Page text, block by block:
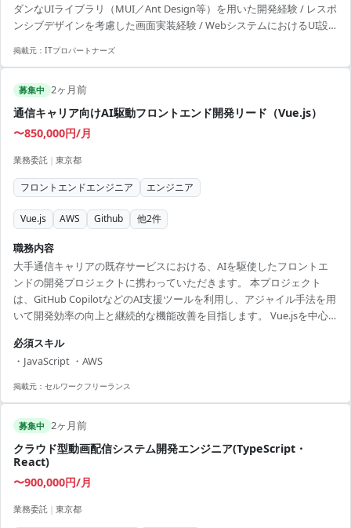
ダンなUIライブラリ（MUI／Ant Design等）を用いた開発経験 / レスポ
ンシブデザインを考慮した画面実装経験 / WebシステムにおけるUI設
Provider / Context を用いた状態管理設計・実装経験 / state / props を
た副作用実装経験 / AI（ChatGPT / Gi...
掲載元： ITプロパートナーズ
募集中 2ヶ月前
通信キャリア向けAI駆動フロントエンド開発リード（Vue.js）
〜850,000円/月
業務委託 | 東京都
フロントエンドエンジニア エンジニア
Vue.js AWS Github 他2件
職務内容
大手通信キャリアの既存サービスにおける、AIを駆使したフロントエ
ンドの開発プロジェクトに携わっていただきます。 本プロジェクト
は、GitHub CopilotなどのAI支援ツールを利用し、アジャイル手法を用
いて開発効率の向上と継続的な機能改善を目指します。 Vue.jsを中心
構造化や実装を担当します。 ■ 業務内容 ・AI駆動環境でのフロントエ
ンド開発 ・GitHub Copilot等のAIツールを用いた実装業務 ・要件整理
とプロンプトへの変換 ・アジャイル開発を通じたサービス改善 ・技術
必須スキル
・JavaScript ・AWS
掲載元： セルワークフリーランス
募集中 2ヶ月前
クラウド型動画配信システム開発エンジニア(TypeScript・
React)
〜900,000円/月
業務委託 | 東京都